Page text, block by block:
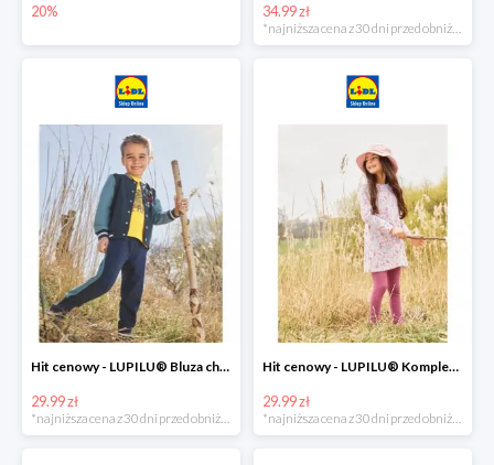
20% 34.99 zł
Hit cenowy - LUPILU® Bluza chłopięca w stylu college
29.99 zł
*najniższa cena z 30 dni przed obniżką
Hit cenowy - LUPILU® Komplet dziewczęcy (sukienka + legginsy)
29.99 zł
*najniższa cena z 30 dni przed obniżką